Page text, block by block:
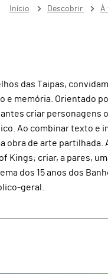
Início Descobrir À
das Taipas,
e memória. Orientado
criar personagens
Ao combinar texto e
obra de arte
Kings; criar, a pares,
dos 15 anos dos
geral.